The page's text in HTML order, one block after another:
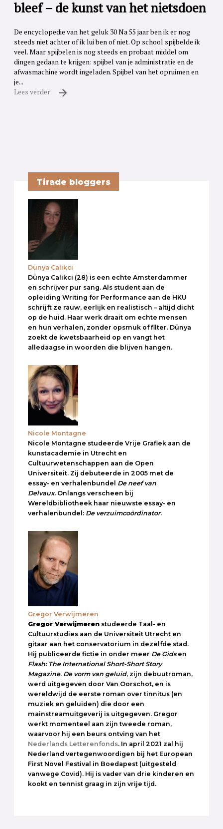
bleef – de kunst van het nietsdoen
De encyclopedie van het geluk 30 Na 55 jaar ben ik er nog
steeds niet achter of ik lui ben of niet. Op school spijbelde ik
veel. Maar spijbelen is nog steeds en probaat middel om
dingen gedaan te krijgen: spijbel van je administratie en de
afwasmachine wordt ingeladen. Spijbel van het opruimen en
je...
Lees verder
Tirade bloggers
Dünya Calikci
Dünya Calikci (28) is een echte Amsterdammer
en schrijver pur sang. Als student aan de
opleiding Writing for Performance aan de HKU
schrijft ze rauw, eerlijk en realistisch – altijd dicht
op de huid. Haar werk draait om echte mensen
en hun verhalen, zonder opsmuk of filter. Dünya
zoekt de kwetsbaarheid op en vangt het
alledaagse in woorden die blijven hangen.
Nicole Montagne
Nicole Montagne studeerde Vrije Grafiek aan de
kunstacademie in Utrecht en
Cultuurwetenschappen aan de Open
Universiteit. Zij debuteerde in 2005 met de
essay- en verhalenbundel De neef van
Delvaux. Onlangs verscheen bij
Wereldbibliotheek haar nieuwste essay- en
verhalenbundel: De verzuimcoördinator.
Gregor Verwijmeren
Gregor Verwijmeren studeerde Taal- en
Cultuurstudies aan de Universiteit Utrecht en
gitaar aan het conservatorium in dezelfde stad.
Hij publiceerde fictie in onder meer De Gidsen
Flash: The International Short-Short Story
Magazine. De vorm van geluid, zijn debuutroman,
werd uitgegeven door Van Oorschot, en is
wereldwijd de eerste roman over tinnitus (en
muziek en geluiden) die door een
mainstreamuitgeverij is uitgegeven. Gregor
werkt momenteel aan zijn tweede roman,
waarvoor hij een beurs ontving van het
Nederlands Letterenfonds. In april 2021 zal hij
Nederland vertegenwoordigen bij het European
First Novel Festival in Boedapest (uitgesteld
vanwege Covid). Hij is vader van drie kinderen en
kookt en tennist graag in zijn vrije tijd.